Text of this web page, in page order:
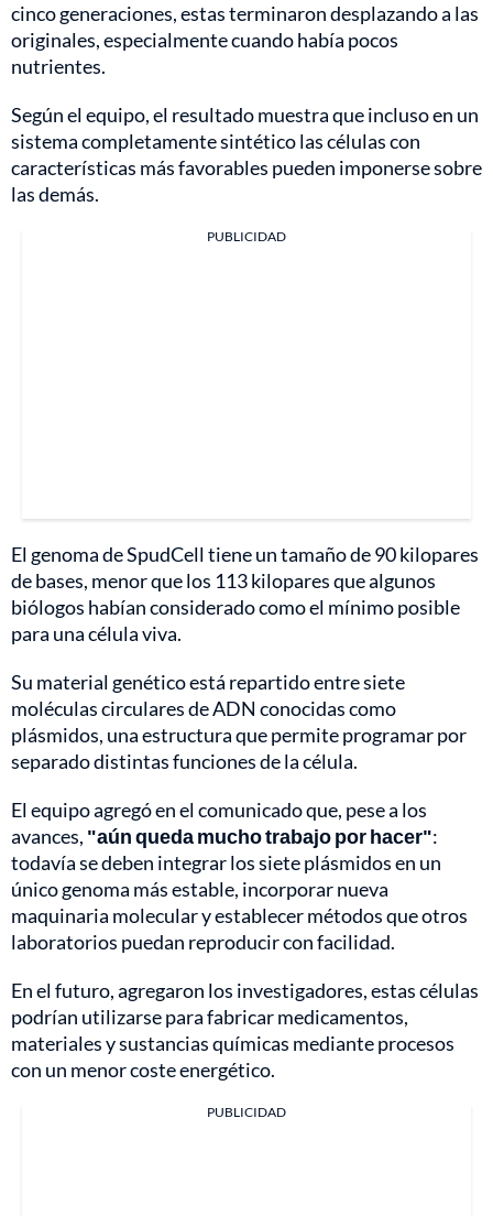
cinco generaciones, estas terminaron desplazando a las
originales, especialmente cuando había pocos
nutrientes.
Según el equipo, el resultado muestra que incluso en un
sistema completamente sintético las células con
características más favorables pueden imponerse sobre
las demás.
PUBLICIDAD
El genoma de SpudCell tiene un tamaño de 90 kilopares
de bases, menor que los 113 kilopares que algunos
biólogos habían considerado como el mínimo posible
para una célula viva.
Su material genético está repartido entre siete
moléculas circulares de ADN conocidas como
plásmidos, una estructura que permite programar por
separado distintas funciones de la célula.
El equipo agregó en el comunicado que, pese a los
avances, "aún queda mucho trabajo por hacer":
todavía se deben integrar los siete plásmidos en un
único genoma más estable, incorporar nueva
maquinaria molecular y establecer métodos que otros
laboratorios puedan reproducir con facilidad.
En el futuro, agregaron los investigadores, estas células
podrían utilizarse para fabricar medicamentos,
materiales y sustancias químicas mediante procesos
con un menor coste energético.
PUBLICIDAD